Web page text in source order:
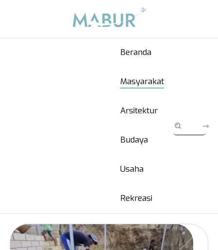
Beranda
Masyarakat
Arsitektur
Budaya
Usaha
Rekreasi